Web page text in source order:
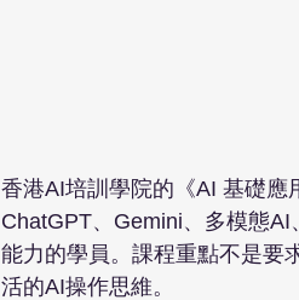
香港AI培訓學院的《AI 基礎應
ChatGPT、Gemini、多模態
能力的學員。課程重點不是要
活的AI操作思維。